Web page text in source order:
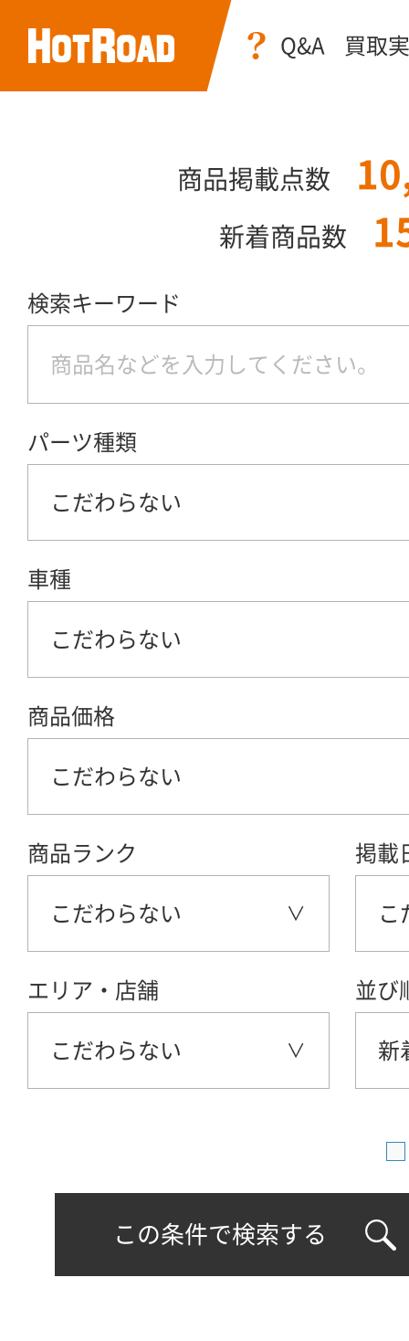
Q&A 買取
商品掲載点数
新着商品数
検索キーワード
パーツ種類
こだわらない
車種
こだわらない
商品価格
こだわらない
商品ランク
こだわらない
掲載
こ
エリア・店舗
こだわらない
並び
新
この条件で検索する